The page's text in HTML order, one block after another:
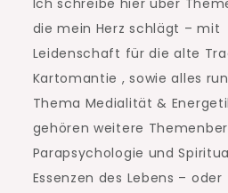
Ich schreibe hier über
die mein Herz schlägt – mit
Leidenschaft für die alte
Kartomantie , sowie alles
Thema Medialität &
gehören weitere
Parapsychologie und
Essenzen des Lebens – oder